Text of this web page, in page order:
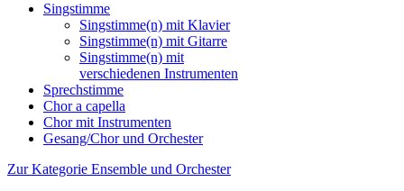
Singstimme
Singstimme(n) mit Klavier
Singstimme(n) mit Gitarre
Singstimme(n) mit
verschiedenen Instrumenten
Sprechstimme
Chor a capella
Chor mit Instrumenten
Gesang/Chor und Orchester
Zur Kategorie Ensemble und Orchester